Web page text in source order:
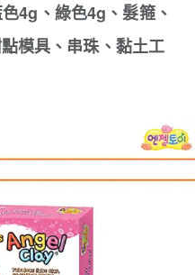
4g、綠色4g、髮箍、
模具、串珠、黏土工